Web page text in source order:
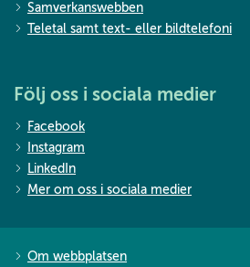
Samverkanswebben
Teletal samt text- eller bildtelefoni
Följ oss i sociala medier
Facebook
Instagram
LinkedIn
Mer om oss i sociala medier
Om webbplatsen